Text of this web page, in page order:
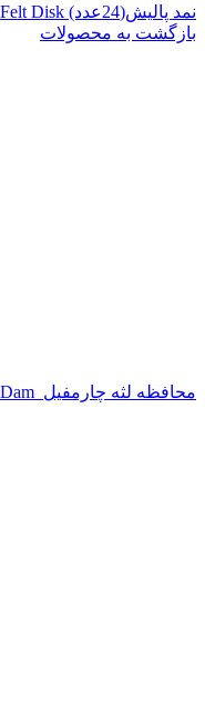
نمد پالیش(24عدد) FGM Diamond Felt Disk
بازگشت به محصولات
محافظه لثه چارمفیل_CharmDam